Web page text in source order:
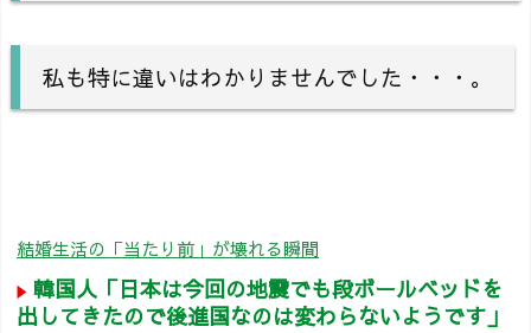
私も特に違いはわかりませんでした・・・。
結婚生活の「当たり前」が壊れる瞬間
韓国人「日本は今回の地震でも段ボールベッドを
出してきたので後進国なのは変わらないようです」